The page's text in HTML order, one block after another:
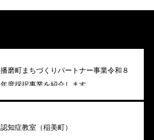
播磨町まちづくりパートナー事業令和８
年度採択事業を紹介します
認知症教室（稲美町）